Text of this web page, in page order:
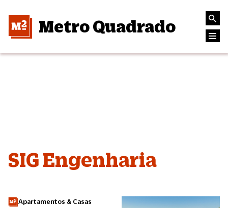
Metro Quadrado
SIG Engenharia
Apartamentos & Casas